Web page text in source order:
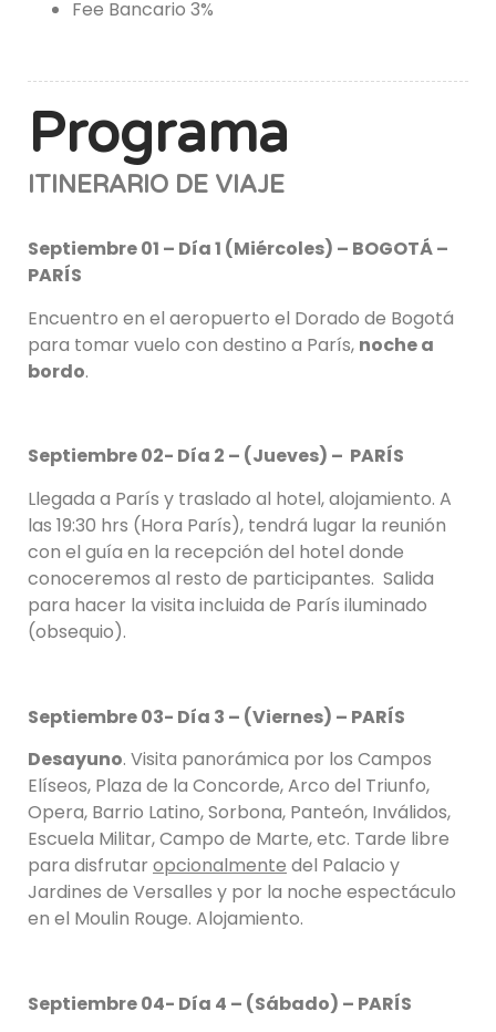
Fee Bancario 3%
Programa
ITINERARIO DE VIAJE
Septiembre 01 – Día 1 (Miércoles) – BOGOTÁ –
PARÍS
Encuentro en el aeropuerto el Dorado de Bogotá
para tomar vuelo con destino a París, noche a
bordo.
Septiembre 02- Día 2 – (Jueves) – PARÍS
Llegada a París y traslado al hotel, alojamiento. A
las 19:30 hrs (Hora París), tendrá lugar la reunión
con el guía en la recepción del hotel donde
conoceremos al resto de participantes. Salida
para hacer la visita incluida de París iluminado
(obsequio).
Septiembre 03- Día 3 – (Viernes) – PARÍS
Desayuno. Visita panorámica por los Campos
Elíseos, Plaza de la Concorde, Arco del Triunfo,
Opera, Barrio Latino, Sorbona, Panteón, Inválidos,
Escuela Militar, Campo de Marte, etc. Tarde libre
para disfrutar opcionalmente del Palacio y
Jardines de Versalles y por la noche espectáculo
en el Moulin Rouge. Alojamiento.
Septiembre 04- Día 4 – (Sábado) – PARÍS